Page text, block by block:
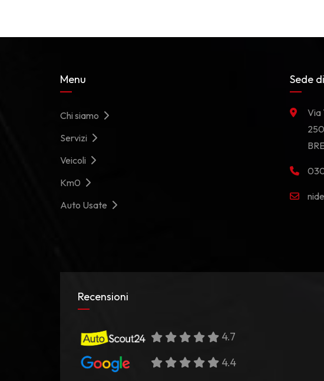
Menu
Chi siamo
Servizi
Veicoli
Km0
Auto Usate
Sede
Via
Recensioni
4.7
4.4